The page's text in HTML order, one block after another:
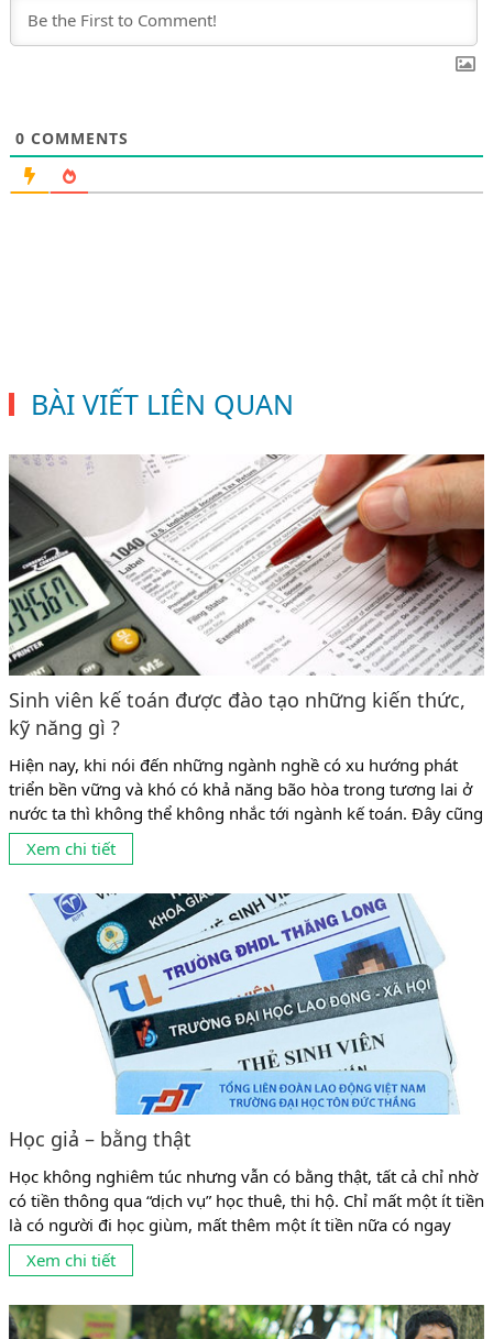
0 COMMENTS
BÀI VIẾT LIÊN QUAN
Sinh viên kế toán được đào tạo những kiến thức,
kỹ năng gì ?
Hiện nay, khi nói đến những ngành nghề có xu hướng phát
triển bền vững và khó có khả năng bão hòa trong tương lai ở
nước ta thì không thể không nhắc tới ngành kế toán. Đây cũng
là ngành có tỉ lệ sinh viên theo học khá đông ở mọi cấp học từ
trung cấp, cao đẳng đến...
Xem chi tiết
Học giả – bằng thật
Học không nghiêm túc nhưng vẫn có bằng thật, tất cả chỉ nhờ
có tiền thông qua “dịch vụ” học thuê, thi hộ. Chỉ mất một ít tiền
là có người đi học giùm, mất thêm một ít tiền nữa có ngay
người đi thi giùm. Chuyện học thuê, thi hộ (học giả, thi giả) đã
hợp pháp hóa cho những...
Xem chi tiết